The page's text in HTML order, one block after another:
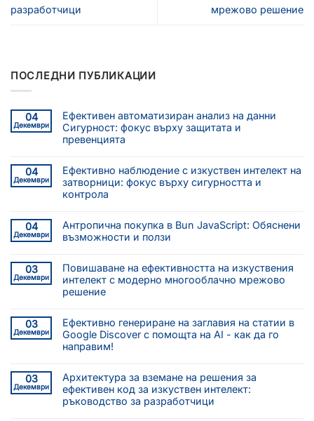
разработчици
мрежово решение
ПОСЛЕДНИ ПУБЛИКАЦИИ
04
Декември
Ефективен автоматизиран анализ на данни
Сигурност: фокус върху защитата и
превенцията
04
Декември
Ефективно наблюдение с изкуствен интелект на
затворници: фокус върху сигурността и
контрола
04
Декември
Антропична покупка в Bun JavaScript: Обяснени
възможности и ползи
03
Декември
Повишаване на ефективността на изкуствения
интелект с модерно многооблачно мрежово
решение
03
Декември
Ефективно генериране на заглавия на статии в
Google Discover с помощта на AI - как да го
направим!
03
Декември
Архитектура за вземане на решения за
ефективен код за изкуствен интелект:
ръководство за разработчици